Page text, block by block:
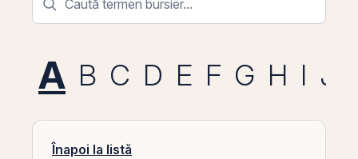
A B C D E F G H I J
Înapoi la listă